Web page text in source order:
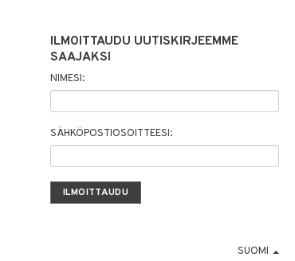
ILMOITTAUDU UUTISKIRJEEMME
SAAJAKSI
NIMESI:
SÄHKÖPOSTIOSOITTEESI:
SUOMI